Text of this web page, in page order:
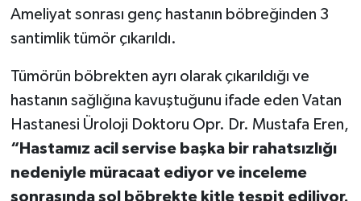
Ameliyat sonrası genç hastanın böbreğinden 3
santimlik tümör çıkarıldı.
Tümörün böbrekten ayrı olarak çıkarıldığı ve
hastanın sağlığına kavuştuğunu ifade eden Vatan
Hastanesi Üroloji Doktoru Opr. Dr. Mustafa Eren,
“Hastamız acil servise başka bir rahatsızlığı
nedeniyle müracaat ediyor ve inceleme
sonrasında sol böbrekte kitle tespit ediliyor.
TEKNOLOJİ
YAŞAM
KÜLTÜR SANAT